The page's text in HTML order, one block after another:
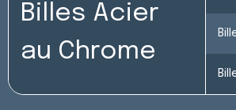
Billes Acier
au Chrome